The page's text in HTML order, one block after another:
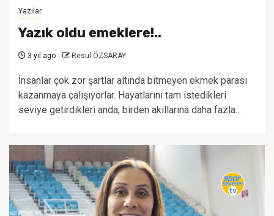
Yazılar
Yazık oldu emeklere!..
3 yıl ago Resul ÖZSARAY
İnsanlar çok zor şartlar altında bitmeyen ekmek parası
kazanmaya çalışıyorlar. Hayatlarını tam istedikleri
seviye getirdikleri anda, birden akıllarına daha fazla...